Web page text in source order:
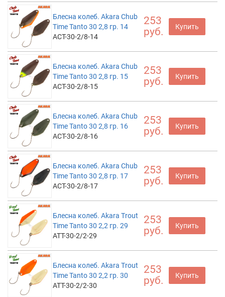
Блесна колеб. Akara Chub
Time Tanto 30 2,8 гр. 14
ACT-30-2/8-14
253
руб.
Купить
Блесна колеб. Akara Chub
Time Tanto 30 2,8 гр. 15
ACT-30-2/8-15
253
руб.
Купить
Блесна колеб. Akara Chub
Time Tanto 30 2,8 гр. 16
ACT-30-2/8-16
253
руб.
Купить
Блесна колеб. Akara Chub
Time Tanto 30 2,8 гр. 17
ACT-30-2/8-17
253
руб.
Купить
Блесна колеб. Akara Trout
Time Tanto 30 2,2 гр. 29
ATT-30-2/2-29
253
руб.
Купить
Блесна колеб. Akara Trout
Time Tanto 30 2,2 гр. 30
ATT-30-2/2-30
253
руб.
Купить